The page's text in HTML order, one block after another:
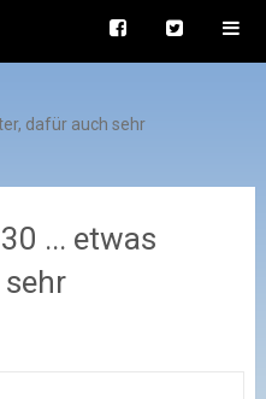
dafür auch sehr
... etwas